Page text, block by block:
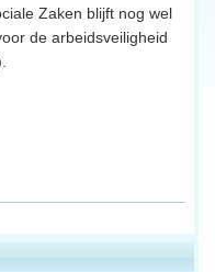
Zaken blijft nog wel
de arbeidsveiligheid